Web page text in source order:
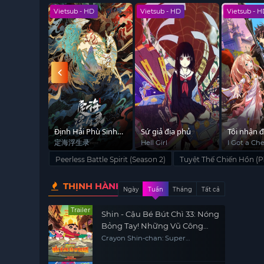
Vietsub - HD
Định Hải Phù Sinh
Lục
定海浮生录
Vietsub - HD
Sứ giả địa phủ
Hell Girl
Vietsub -
Tôi nhận
lực cheat
nên bá
thế giới
I Got a
Another
Became
Peerless Battle Spirit (Season 2) Tuyệt Thế Chiến Hồn
THỊNH HÀNHNgày Tuần Tháng Tất cả
Trailer
Shin - Cậu Bé Bút Chì 33: Nóng
Bỏng Tay! Những Vũ Công
Siêu Cay Kasukabe
Crayon Shin-chan: Super